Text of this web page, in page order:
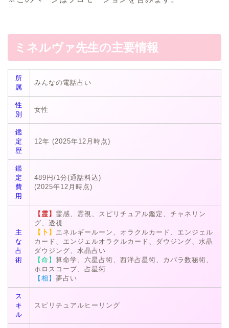
ミネルヴァ先生の主要情報
所
属
みんなの電話占い
性
別
女性
鑑
定
歴
12年 (2025年12月時点)
鑑
定
費
用
489円/1分(通話料込)
(2025年12月時点)
主
な
占
術
【霊】 霊感、霊視、スピリチュアル鑑定、チャネリン
グ、透視
【卜】 エネルギールーン、オラクルカード、エンジェル
カード、エンジェルオラクルカード、ダウジング、水晶
ダウジング、水晶占い
【命】 算命学、六星占術、西洋占星術、カバラ数秘術、
ホロスコープ、占星術
【相】 夢占い
ス
キ
ル
スピリチュアルヒーリング